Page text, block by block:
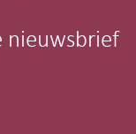
nieuwsbrief